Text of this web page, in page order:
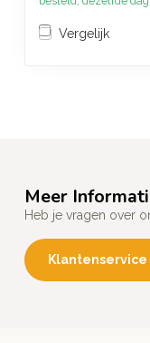
Vergelijk
Meer
Heb je vragen over
Klantenservice